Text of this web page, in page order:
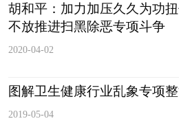
胡和平：加力加压久久为功
不放推进扫黑除恶专项斗争
2020-04-02
图解卫生健康行业乱象专项
2019-05-04